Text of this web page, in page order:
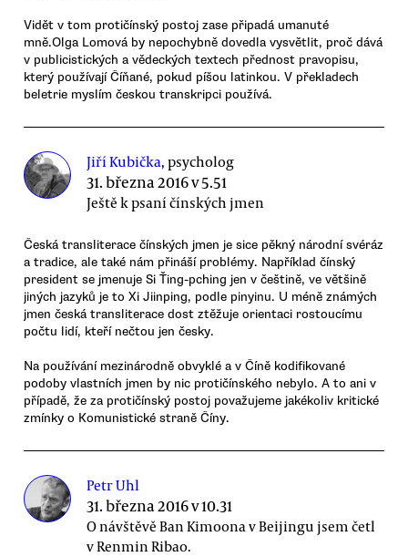
Vidět v tom protičínský postoj zase připadá umanuté
mně.Olga Lomová by nepochybně dovedla vysvětlit, proč dává
v publicistických a vědeckých textech přednost pravopisu,
který používají Číňané, pokud píšou latinkou. V překladech
beletrie myslím českou transkripci používá.
Jiří Kubička, psycholog
31. března 2016 v 5.51
Ještě k psaní čínských jmen
Česká transliterace čínských jmen je sice pěkný národní svéráz
a tradice, ale také nám přináší problémy. Například čínský
president se jmenuje Si Ťing-pching jen v češtině, ve většině
jiných jazyků je to Xi Jiinping, podle pinyinu. U méně známých
jmen česká transliterace dost ztěžuje orientaci rostoucímu
počtu lidí, kteří nečtou jen česky.
Na používání mezinárodně obvyklé a v Číně kodifikované
podoby vlastních jmen by nic protičínského nebylo. A to ani v
případě, že za protičínský postoj považujeme jakékoliv kritické
zmínky o Komunistické straně Číny.
Petr Uhl
31. března 2016 v 10.31
O návštěvě Ban Kimoona v Beijingu jsem četl
v Renmin Ribao.